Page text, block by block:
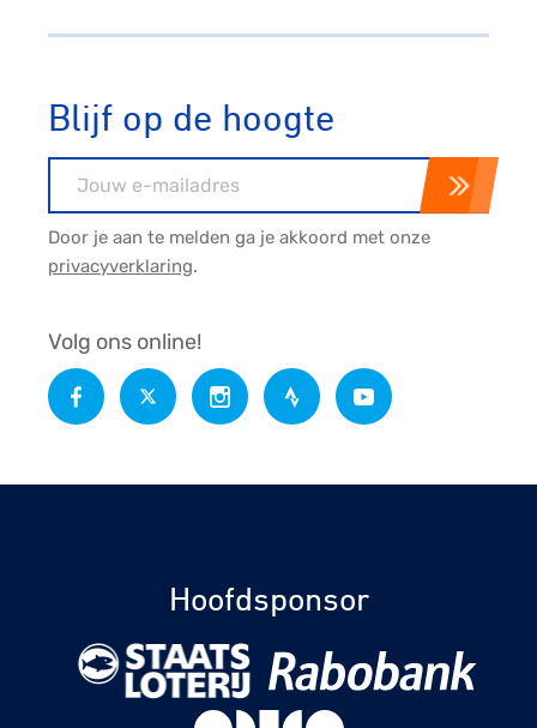
Blijf op de hoogte
Door je aan te melden ga je akkoord met onze
privacyverklaring.
Volg ons online!
Hoofdsponsor